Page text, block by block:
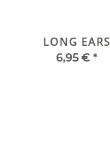
LONG EARS
6,95 € *